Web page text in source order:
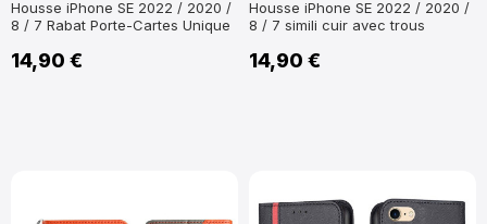
Housse iPhone SE 2022 / 2020 /
8 / 7 Rabat Porte-Cartes Unique
14,90 €
Housse iPhone SE 2022 / 2020 /
8 / 7 simili cuir avec trous
14,90 €